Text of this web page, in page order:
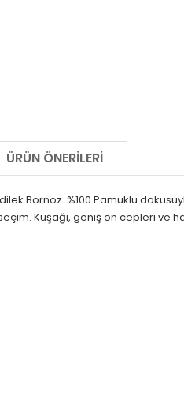
ÜRÜN ÖNERILERI
Bornoz. %100 Pamuklu
Kuşağı, geniş ön cepleri ve